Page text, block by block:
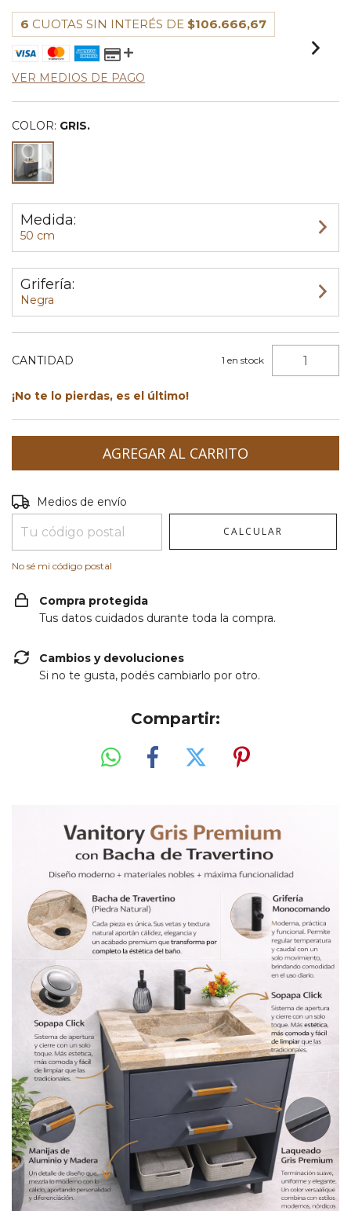
6 CUOTAS SIN INTERÉS DE $106.666,67
VER MEDIOS DE PAGO
COLOR: GRIS.
Medida:
50 cm
Grifería:
Negra
CANTIDAD 1 en stock
¡No te lo pierdas, es el último!
Entregas para el CP:
Medios de envío
CALCULAR
No sé mi código postal
Compra protegida
Tus datos cuidados durante toda la compra.
Cambios y devoluciones
Si no te gusta, podés cambiarlo por otro.
Compartir: